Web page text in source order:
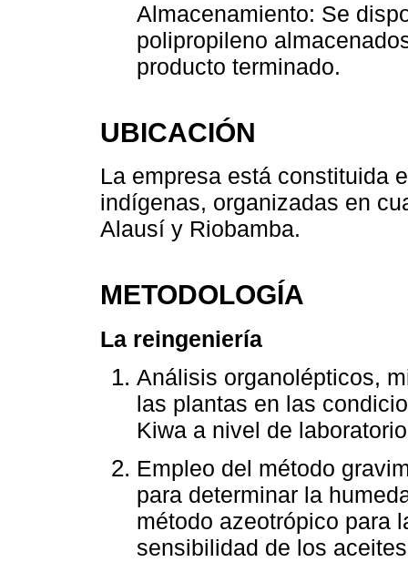
Almacenamiento: Se
polipropileno
producto terminado.
UBICACIÓN
La empresa está constituida
indígenas, organizadas en
Alausí y Riobamba.
METODOLOGÍA
La reingeniería
Análisis organolépticos,
las plantas en las
Kiwa a nivel de
Empleo del método
para determinar la
método azeotrópico para
sensibilidad de los